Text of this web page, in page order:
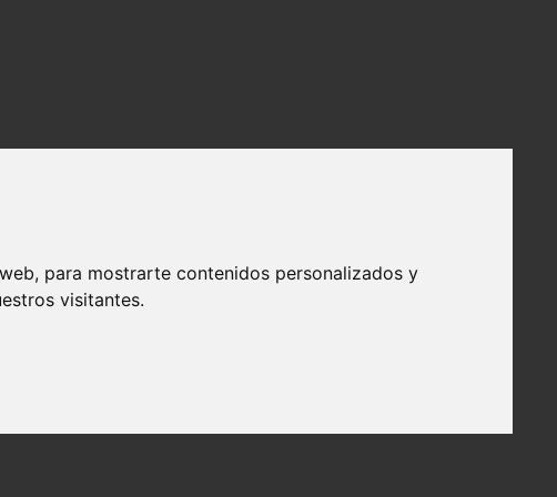
para mostrarte contenidos personalizados y
visitantes.